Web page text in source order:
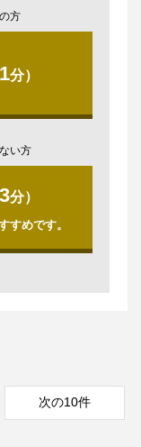
方
1分）
い方
3分）
すめです。
次の10件